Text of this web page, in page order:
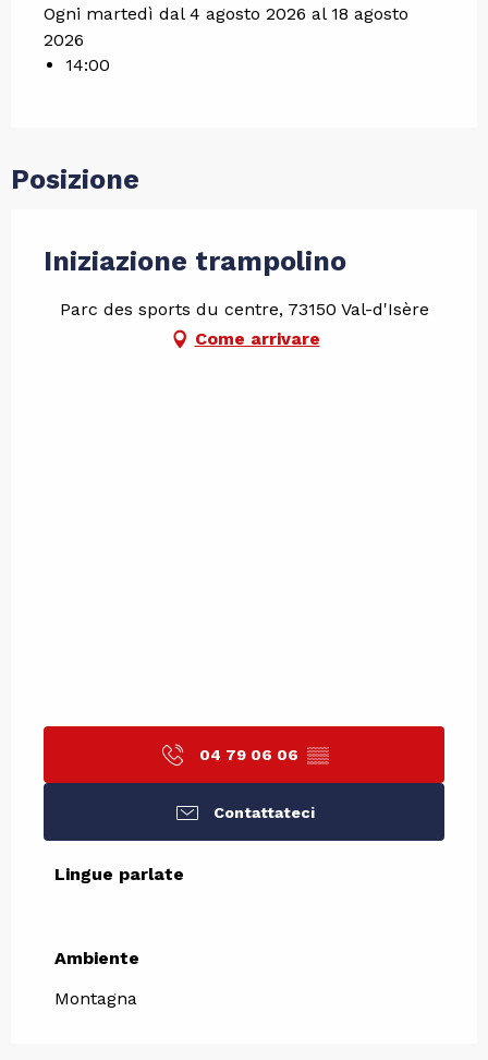
Ogni martedì dal 4 agosto 2026 al 18 agosto
2026
14:00
Posizione
Iniziazione trampolino
Parc des sports du centre, 73150 Val-d'Isère
Come arrivare
04 79 06 06 ▒▒
Contattateci
Lingue parlate
Lingue parlate
Ambiente
Ambiente
Montagna